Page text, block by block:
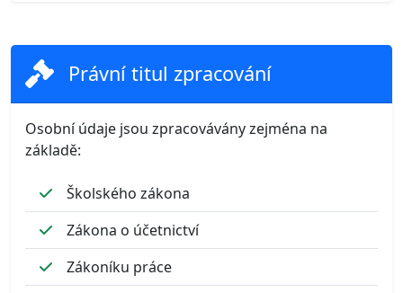
Právní titul zpracování
Osobní údaje jsou zpracovávány zejména na
základě:
Školského zákona
Zákona o účetnictví
Zákoníku práce